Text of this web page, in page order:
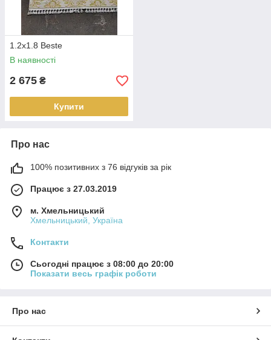
1.2х1.8 Beste
В наявності
2 675 ₴
Купити
Про нас
100% позитивних з 76 відгуків за рік
Працює з 27.03.2019
м. Хмельницький
Хмельницький, Україна
Контакти
Сьогодні працює з 08:00 до 20:00
Показати весь графік роботи
Про нас